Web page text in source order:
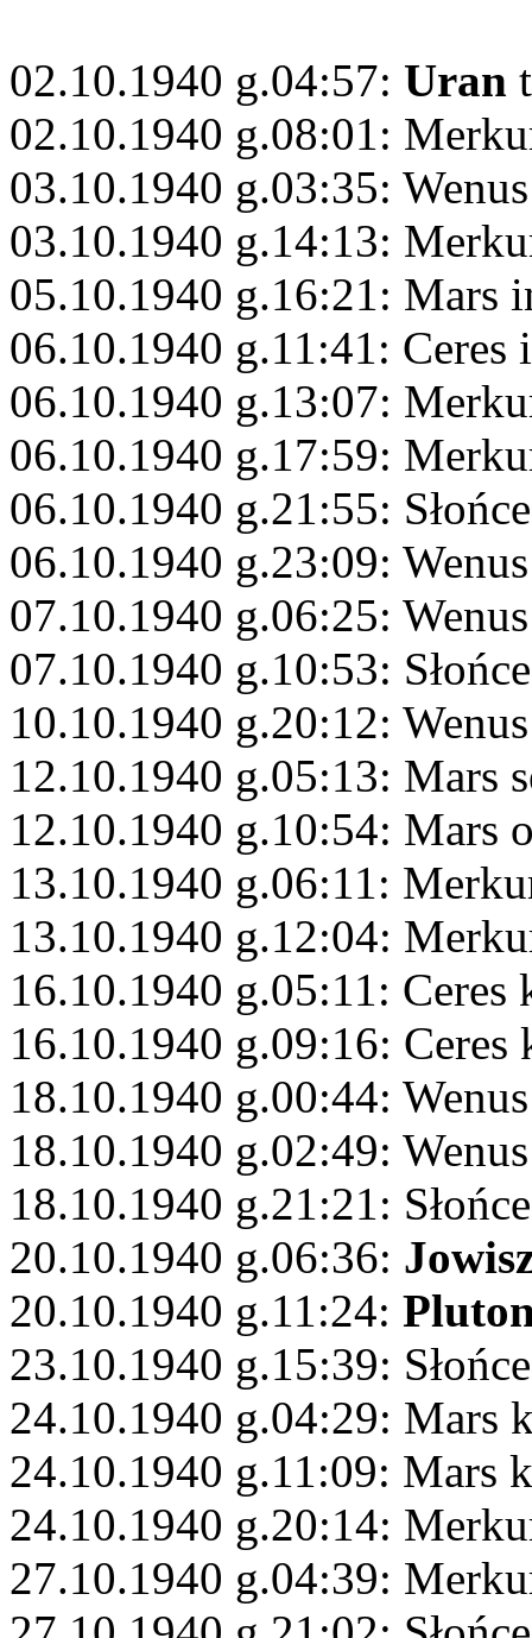
02.10.1940 g.04:57: Uran
02.10.1940 g.08:01:
03.10.1940 g.03:35:
03.10.1940 g.14:13:
05.10.1940 g.16:21: Mars
06.10.1940 g.11:41: Ceres
06.10.1940 g.13:07:
06.10.1940 g.17:59:
06.10.1940 g.21:55:
06.10.1940 g.23:09:
07.10.1940 g.06:25:
07.10.1940 g.10:53:
10.10.1940 g.20:12:
12.10.1940 g.05:13: Mars
12.10.1940 g.10:54: Mars
13.10.1940 g.06:11:
13.10.1940 g.12:04:
16.10.1940 g.05:11: Ceres
16.10.1940 g.09:16:
18.10.1940 g.00:44:
18.10.1940 g.02:49:
18.10.1940 g.21:21:
20.10.1940 g.06:36:
20.10.1940 g.11:24:
23.10.1940 g.15:39:
24.10.1940 g.04:29: Mars
24.10.1940 g.11:09: Mars
24.10.1940 g.20:14:
27.10.1940 g.04:39: